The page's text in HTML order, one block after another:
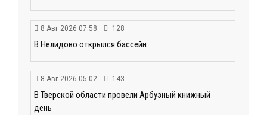
8 Авг 2026 07:58 128
В Нелидово открылся бассейн
8 Авг 2026 05:02 143
В Тверской области провели Арбузный книжный
день